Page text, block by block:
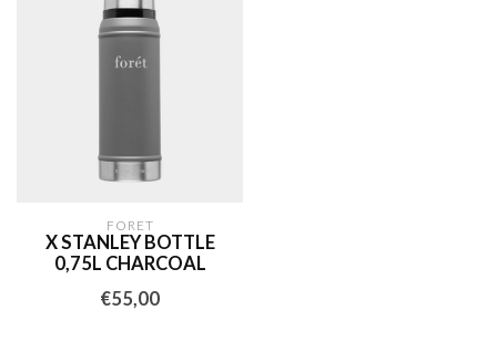
FORET
X STANLEY BOTTLE
0,75L CHARCOAL
€55,00